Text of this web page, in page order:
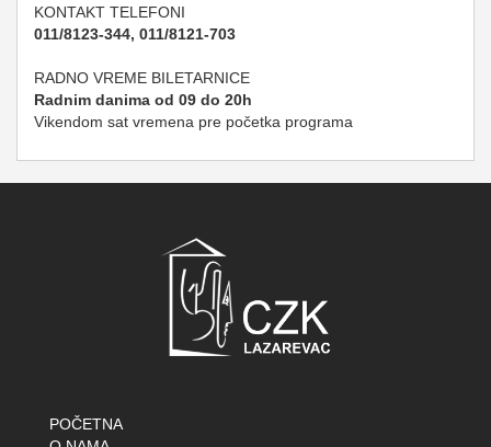
KONTAKT TELEFONI
011/8123-344, 011/8121-703
RADNO VREME BILETARNICE
Radnim danima od 09 do 20h
Vikendom sat vremena pre početka programa
POČETNA